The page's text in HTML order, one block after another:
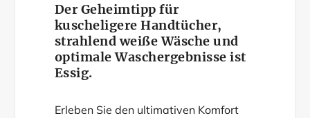
Der Geheimtipp für
kuscheligere Handtücher,
strahlend weiße Wäsche und
optimale Waschergebnisse ist
Essig.
Erleben Sie den ultimativen Komfort